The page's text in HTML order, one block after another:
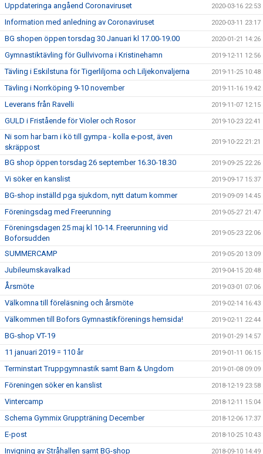
Uppdateringa angåend Coronaviruset 2020-03-16 22:53
Information med anledning av Coronaviruset 2020-03-11 23:17
BG shopen öppen torsdag 30 Januari kl 17.00-19.00 2020-01-21 14:26
Gymnastiktävling för Gullvivorna i Kristinehamn 2019-12-11 12:56
Tävling i Eskilstuna för Tigerliljorna och Liljekonvaljerna 2019-11-25 10:48
Tävling i Norrköping 9-10 november 2019-11-16 19:42
Leverans från Ravelli 2019-11-07 12:15
GULD i Fristående för Violer och Rosor 2019-10-23 22:41
Ni som har barn i kö till gympa - kolla e-post, även
skräppost
2019-10-22 21:21
BG shop öppen torsdag 26 september 16.30-18.30 2019-09-25 22:26
Vi söker en kanslist 2019-09-17 15:37
BG-shop inställd pga sjukdom, nytt datum kommer 2019-09-09 14:45
Föreningsdag med Freerunning 2019-05-27 21:47
Föreningsdagen 25 maj kl 10-14. Freerunning vid
Boforsudden
2019-05-23 22:06
SUMMERCAMP 2019-05-20 13:09
Jubileumskavalkad 2019-04-15 20:48
Årsmöte 2019-03-01 07:06
Välkomna till föreläsning och årsmöte 2019-02-14 16:43
Välkommen till Bofors Gymnastikförenings hemsida! 2019-02-11 22:44
BG-shop VT-19 2019-01-29 14:57
11 januari 2019 = 110 år 2019-01-11 06:15
Terminstart Truppgymnastik samt Barn & Ungdom 2019-01-08 09:09
Föreningen söker en kanslist 2018-12-19 23:58
Vintercamp 2018-12-11 15:04
Schema Gymmix Gruppträning December 2018-12-06 17:37
E-post 2018-10-25 10:43
Invigning av Stråhallen samt BG-shop 2018-09-10 14:49